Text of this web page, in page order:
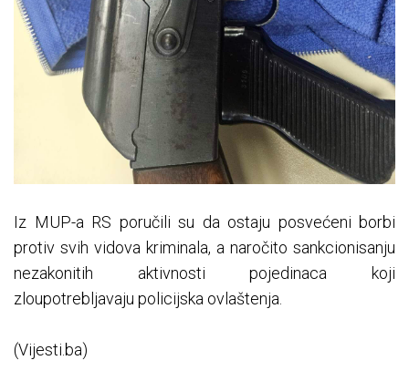
Iz MUP-a RS poručili su da ostaju posvećeni borbi
protiv svih vidova kriminala, a naročito sankcionisanju
nezakonitih aktivnosti pojedinaca koji
zloupotrebljavaju policijska ovlaštenja.
(Vijesti.ba)